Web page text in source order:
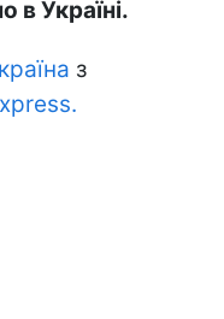
в Україні.
з